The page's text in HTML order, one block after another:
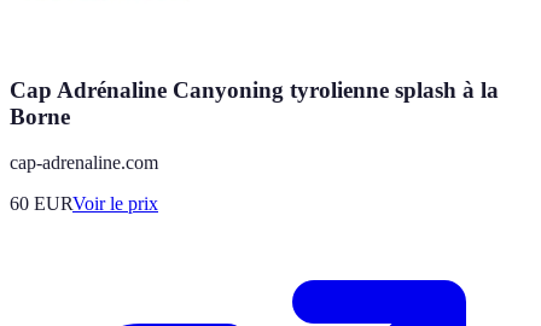
Cap Adrénaline Canyoning tyrolienne splash à la
Borne
cap-adrenaline.com
60 EURVoir le prix